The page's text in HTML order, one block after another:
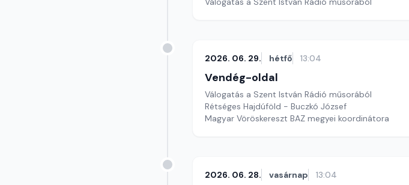
2026. 06. 29. hétfő 13:04
Vendég-oldal
Válogatás a Szent István Rádió műsorából
Rétséges Hajdúföld - Buczkó József
Magyar Vöröskereszt BAZ megyei koordinátora
2026. 06. 28. vasárnap 13:04